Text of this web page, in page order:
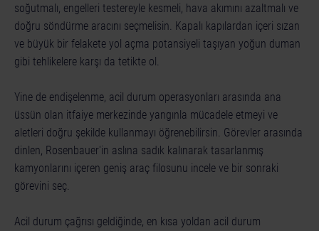
soğutmalı, engelleri testereyle kesmeli, hava akımını azaltmalı ve
doğru söndürme aracını seçmelisin. Kapalı kapılardan içeri sızan
ve büyük bir felakete yol açma potansiyeli taşıyan yoğun duman
gibi tehlikelere karşı da tetikte ol.
Yine de endişelenme, acil durum operasyonları arasında ana
üssün olan itfaiye merkezinde yangınla mücadele etmeyi ve
aletleri doğru şekilde kullanmayı öğrenebilirsin. Görevler arasında
dinlen, Rosenbauer'in aslına sadık kalınarak tasarlanmış
kamyonlarını içeren geniş araç filosunu incele ve bir sonraki
görevini seç.
Acil durum çağrısı geldiğinde, en kısa yoldan acil durum